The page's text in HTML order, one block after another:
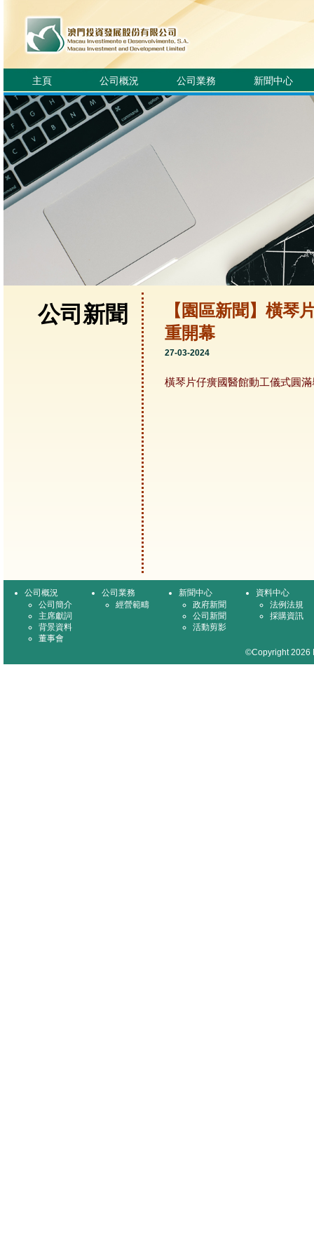
主頁 公司概況 公司業務 新聞中心
公司新聞
【園區新聞】橫琴
重開幕
27-03-2024
橫琴片仔癀國醫館動工儀式圓
公司概況
公司簡介
主席獻詞
背景資料
董事會
公司業務
經營範疇
新聞中心
政府新聞
公司新聞
活動剪影
資料中心
法例法規
採購資訊
©Copyright 2026